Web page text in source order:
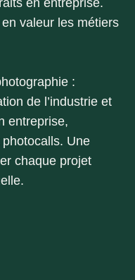
en entreprise.
valeur les métiers
:
de l’industrie et
entreprise,
Une
chaque projet